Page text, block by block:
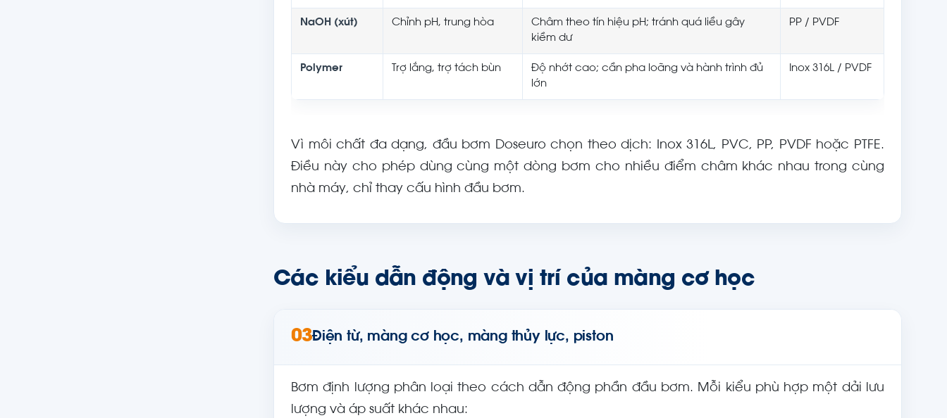
NaOH (xút) Chỉnh pH, trung hòa
Châm theo tín hiệu pH; tránh quá liều gây
kiềm dư
PP / PVDF
Polymer Trợ lắng, trợ tách bùn
Độ nhớt cao; cần pha loãng và hành trình đủ
lớn
Inox 316L / PVDF
Vì môi chất đa dạng, đầu bơm Doseuro chọn theo dịch: Inox 316L, PVC, PP, PVDF hoặc PTFE.
Điều này cho phép dùng cùng một dòng bơm cho nhiều điểm châm khác nhau trong cùng
nhà máy, chỉ thay cấu hình đầu bơm.
Các kiểu dẫn động và vị trí của màng cơ học
03Điện từ, màng cơ học, màng thủy lực, piston
Bơm định lượng phân loại theo cách dẫn động phần đầu bơm. Mỗi kiểu phù hợp một dải lưu
lượng và áp suất khác nhau: